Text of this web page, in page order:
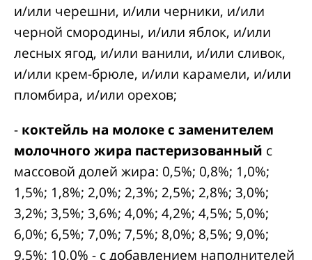
и/или черешни, и/или черники, и/или
черной смородины, и/или яблок, и/или
лесных ягод, и/или ванили, и/или сливок,
и/или крем-брюле, и/или карамели, и/или
пломбира, и/или орехов;
- коктейль на молоке с заменителем
молочного жира пастеризованный с
массовой долей жира: 0,5%; 0,8%; 1,0%;
1,5%; 1,8%; 2,0%; 2,3%; 2,5%; 2,8%; 3,0%;
3,2%; 3,5%; 3,6%; 4,0%; 4,2%; 4,5%; 5,0%;
6,0%; 6,5%; 7,0%; 7,5%; 8,0%; 8,5%; 9,0%;
9,5%; 10,0% - с добавлением наполнителей